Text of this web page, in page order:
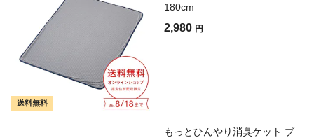
送料無料
180cm
2,980 円
もっとひんやり消臭ケット ブ